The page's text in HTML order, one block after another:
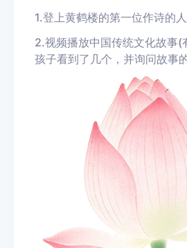
1.登上黄鹤楼的第一位作诗的
2.视频播放中国传统文化故事(
孩子看到了几个，并询问故事